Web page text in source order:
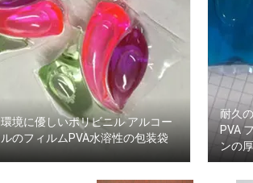
環境に優しいポリビニル アルコー
ルのフィルムPVA水溶性の包装袋
耐久
PVA
ンの